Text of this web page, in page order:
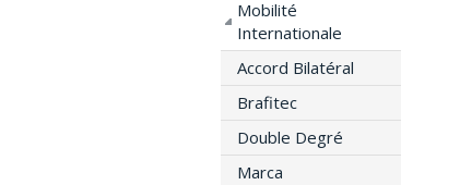
Mobilité
Internationale
Accord Bilatéral
Brafitec
Double Degré
Marca